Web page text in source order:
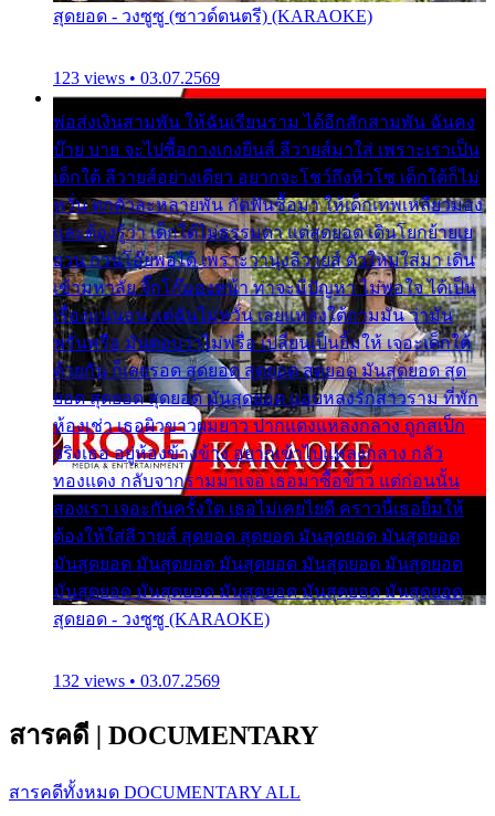
สุดยอด - วงซูซู (ซาวด์ดนตรี) (KARAOKE)
123 views • 03.07.2569
พ่อส่งเงินสามพัน ให้ฉันเรียนราม ได้อีกสักสามพัน ฉันคง
บ๊าย บาย จะไปซื้อกางเกงยีนส์ ลีวายส์มาใส่ เพราะเราเป็น
เด็กใต้ ลีวายส์อย่างเดียว อยากจะโชว์ถึงหิวโซ เด็กใต้ก็ไม่
หวั่น ตกตัวละหลายพัน กัดฟันซื้อมา ให้เด็กเทพเหลียวมอง
และต้องรู้ว่า เด็กใต้ไม่ธรรมดา แต่สุดยอด เดินโยกย้ายเย
ยวน กวนโอ๊ยพอได้ เพราะว่านุ่งลีวายส์ ตัวใหม่ใส่มา เดิน
เข้ามหาลัย จิ๊กโก๊มองหน้า ท่าจะมีปัญหา ไม่พอใจ ได้เป็น
เรื่องแน่นอน แต่ฉันไม่หวั่น เลยแหลงใต้ถามมัน ว่ามัน
พรั่นพรือ มันตอบว่าไม่พรื่อ เปลี่ยนเป็นยิ้มให้ เจอะเด็กใต้
ด้วยกัน ก็เลยรอด สุดยอด สุดยอด สุดยอด มันสุดยอด สุด
ยอด สุดยอด สุดยอด มันสุดยอด แอบหลงรักสาวราม ที่พัก
ห้องเช่า เธอผิวขาวผมยาว ปากแดงแหลงกลาง ถูกสเป็ก
จริงเธอ อยู่ห้องข้างข้าง อยากเข้าไปแหลงกลาง กลัว
ทองแดง กลับจากรามมาเจอ เธอมาซื้อข้าว แต่ก่อนนั้น
สองเรา เจอะกันครั้งใด เธอไม่เคยไยดี คราวนี้เธอยิ้มให้
ต้องให้ใส่ลีวายส์ สุดยอด สุดยอด มันสุดยอด มันสุดยอด
มันสุดยอด มันสุดยอด มันสุดยอด มันสุดยอด มันสุดยอด
มันสุดยอด มันสุดยอด มันสุดยอด มันสุดยอด มันสุดยอด
สุดยอด - วงซูซู (KARAOKE)
132 views • 03.07.2569
สารคดี | DOCUMENTARY
สารคดีทั้งหมด DOCUMENTARY ALL